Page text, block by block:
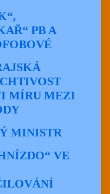
PB A
MÍRU MEZI
MINISTR
VE